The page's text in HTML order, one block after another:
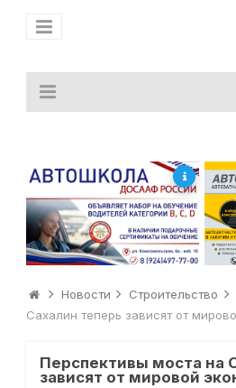
Новости Строительство
Сахалин теперь зависят от
Перспективы моста на
зависят от мировой